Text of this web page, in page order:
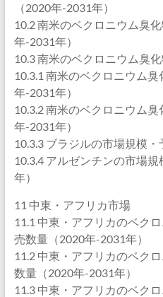
（2020年-2031年）
10.2 南米のベクロニウム臭
年-2031年）
10.3 南米のベクロニウム臭
10.3.1 南米のベクロニウム
年-2031年）
10.3.2 南米のベクロニウム
年-2031年）
10.3.3 ブラジルの市場規模・
10.3.4 アルゼンチンの市場
年）
11 中東・アフリカ市場
11.1 中東・アフリカのベク
売数量（2020年-2031年）
11.2 中東・アフリカのベク
数量（2020年-2031年）
11.3 中東・アフリカのベク